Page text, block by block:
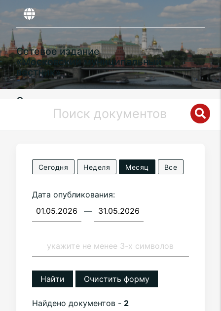
Сетевое издание
«Московский муниципальный
вестник»
Органы местного самоуправления
муниципального округа
Левобережный в городе Москве
Сегодня Неделя Месяц Все
Дата опубликования:
—
Найти Очистить форму
Найдено документов - 2